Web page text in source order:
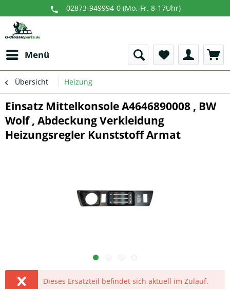
02873-949994-0 (Mo.-Fr. 8-17Uhr)
Menü
Übersicht Heizung
Einsatz Mittelkonsole A4646890008 , BW
Wolf , Abdeckung Verkleidung
Heizungsregler Kunststoff Armat
Dieses Ersatzteil befindet sich aktuell im Zulauf.